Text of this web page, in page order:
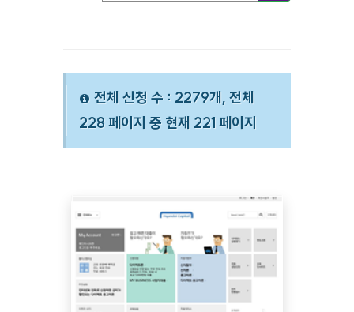
전체 신청 수 : 2279개, 전체
228 페이지 중 현재 221 페이지